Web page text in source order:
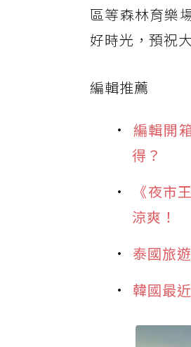
區等森林育樂
好時光，預祝
編輯推薦
編輯開
得？
《夜市
涼爽！
泰國旅
韓國最